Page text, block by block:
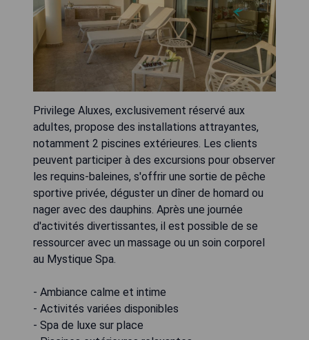
Privilege Aluxes, exclusivement réservé aux
adultes, propose des installations attrayantes,
notamment 2 piscines extérieures. Les clients
peuvent participer à des excursions pour observer
les requins-baleines, s'offrir une sortie de pêche
sportive privée, déguster un dîner de homard ou
nager avec des dauphins. Après une journée
d'activités divertissantes, il est possible de se
ressourcer avec un massage ou un soin corporel
au Mystique Spa.
- Ambiance calme et intime
- Activités variées disponibles
- Spa de luxe sur place